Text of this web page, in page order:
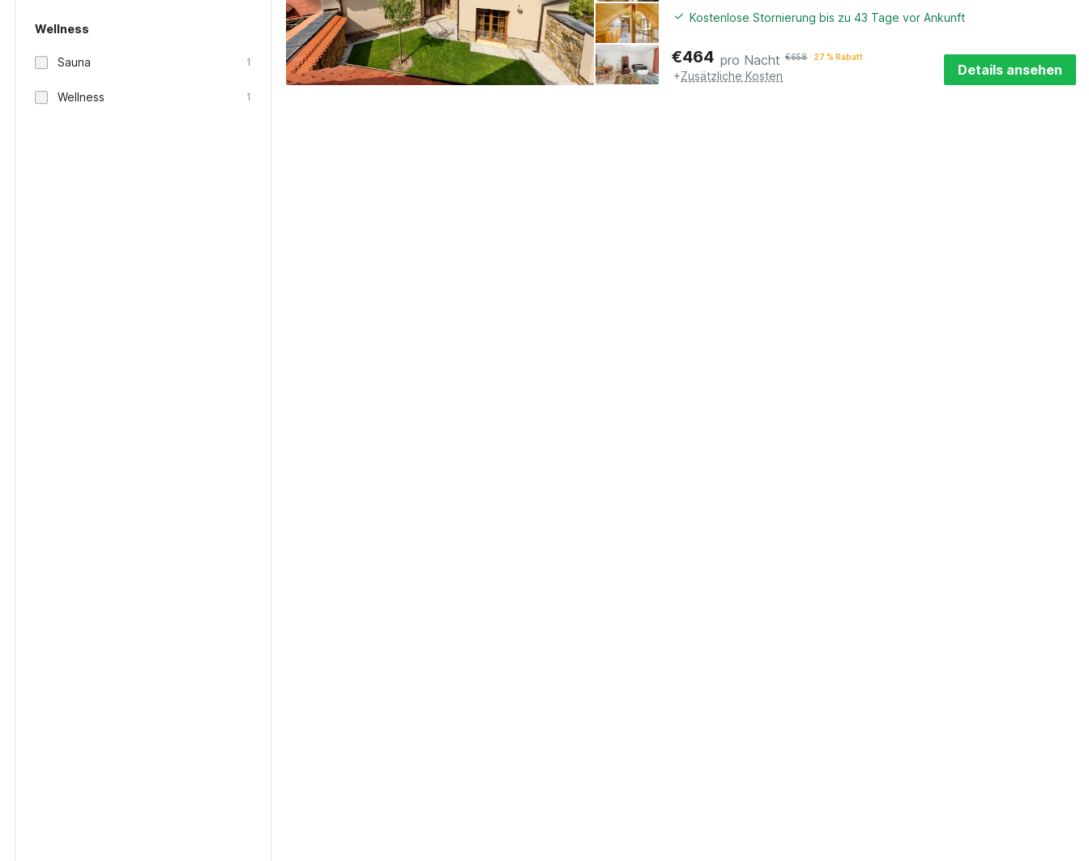
Wellness
Sauna 1
Wellness 1
Kostenlose Stornierung bis zu 43 Tage vor Ankunft
€464 pro Nacht €658 27 % Rabatt
+Zusätzliche Kosten Details ansehen